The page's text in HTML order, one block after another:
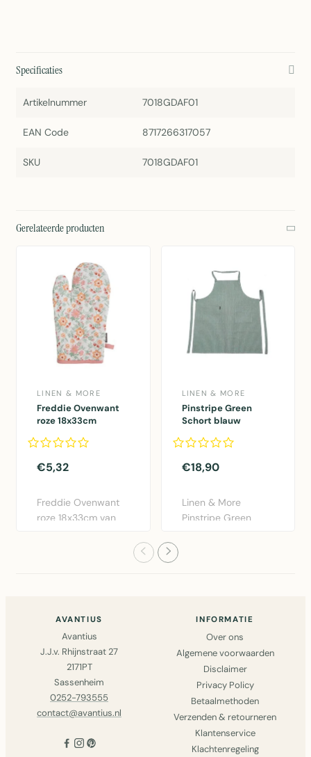
Specificaties
Artikelnummer 7018GDAF01
EAN Code 8717266317057
SKU 7018GDAF01
Gerelateerde producten
LINEN & MORE
Freddie Ovenwant
roze 18x33cm
€5,32
Freddie Ovenwant
roze 18x33cm van
LINEN & MORE
Pinstripe Green
Schort blauw
€18,90
Linen & More
Pinstripe Green
AVANTIUS
Avantius
J.J.v. Rhijnstraat 27
2171PT
Sassenheim
0252-793555
contact@avantius.nl
INFORMATIE
Over ons
Algemene voorwaarden
Disclaimer
Privacy Policy
Betaalmethoden
Verzenden & retourneren
Klantenservice
Klachtenregeling